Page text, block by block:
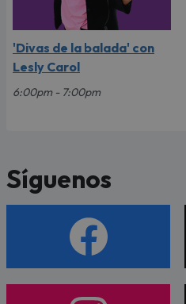
'Divas de la balada' con
Lesly Carol
6:00pm - 7:00pm
Síguenos